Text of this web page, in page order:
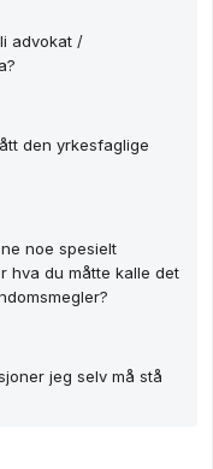
advokat /
den yrkesfaglige
noe spesielt
hva du måtte kalle det
jeg selv må stå